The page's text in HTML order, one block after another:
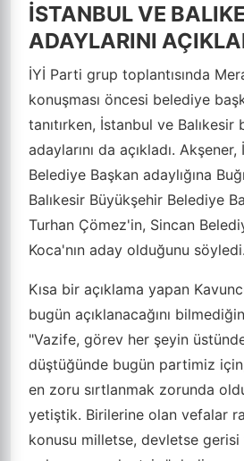
İSTANBUL VE
ADAYLARINI
İYİ Parti grup toplantısında
konuşması öncesi belediye
tanıtırken, İstanbul ve
adaylarını da açıkladı.
Belediye Başkan adaylığına
Balıkesir Büyükşehir Belediye
Turhan Çömez'in, Sincan
Koca'nın aday olduğunu söyledi.
Kısa bir açıklama yapan
bugün açıklanacağını
"Vazife, görev her şeyin
düştüğünde bugün partimiz
en zoru sırtlanmak zorunda
yetiştik. Birilerine olan vefalar
konusu milletse, devletse gerisi